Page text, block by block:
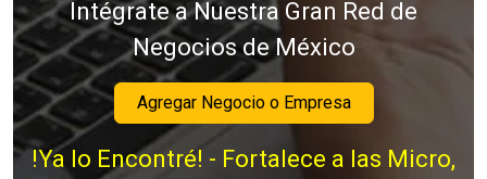
Intégrate a Nuestra Gran Red de
Negocios de México
Agregar Negocio o Empresa
!Ya lo Encontré! - Fortalece a las Micro,